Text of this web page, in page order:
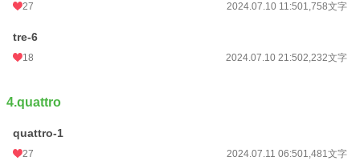
27 2024.07.10 11:501,758文字
tre-6
18 2024.07.10 21:502,232文字
4.quattro
quattro-1
27 2024.07.11 06:501,481文字